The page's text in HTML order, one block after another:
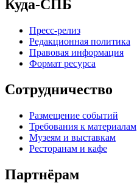
Куда-СПБ
Пресс-релиз
Редакционная политика
Правовая информация
Формат ресурса
Сотрудничество
Размещение событий
Требования к материалам
Музеям и выставкам
Ресторанам и кафе
Партнёрам